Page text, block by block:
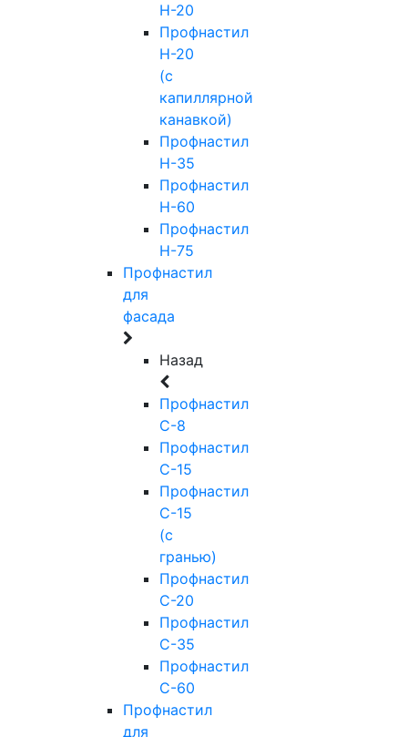
Н-20
Профнастил
Н-20
(с
капиллярной
канавкой)
Профнастил
Н-35
Профнастил
Н-60
Профнастил
Н-75
Профнастил
для
фасада
Назад
Профнастил
С-8
Профнастил
С-15
Профнастил
С-15
(с
гранью)
Профнастил
С-20
Профнастил
С-35
Профнастил
С-60
Профнастил
для